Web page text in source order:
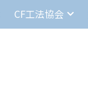
CF工法協会